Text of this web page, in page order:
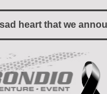
sad heart that we